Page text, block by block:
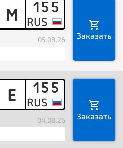
M 155
05.08.26 Заказать
E 155
04.08.26 Заказать